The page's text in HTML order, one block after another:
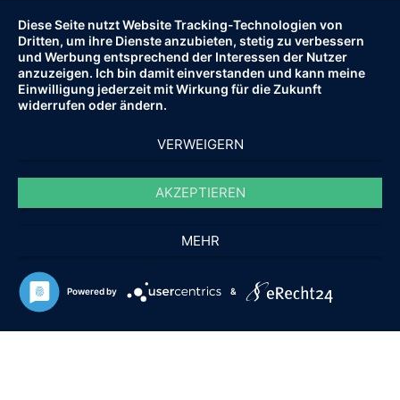
FAQ IMPRESSUM
AGB
Diese Seite nutzt Website Tracking-Technologien von
Dritten, um ihre Dienste anzubieten, stetig zu verbessern
und Werbung entsprechend der Interessen der Nutzer
anzuzeigen. Ich bin damit einverstanden und kann meine
Einwilligung jederzeit mit Wirkung für die Zukunft
widerrufen oder ändern.
VERWEIGERN
AKZEPTIEREN
MEHR
Powered by &